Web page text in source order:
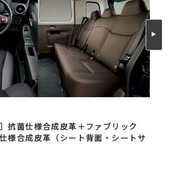
抗菌仕様合成皮革＋ファブリック
様合成皮革（シート背面・シートサ